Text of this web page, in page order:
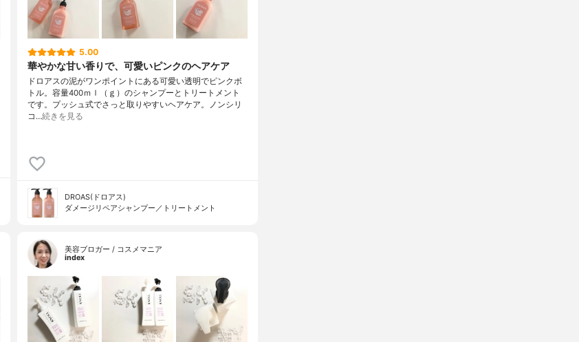
5.00
華やかな甘い香りで、可愛いピンクのヘアケア
ドロアスの泥がワンポイントにある可愛い透明でピンクボ
トル。容量400ｍｌ（ｇ）のシャンプーとトリートメント
です。プッシュ式でさっと取りやすいヘアケア。ノンシリ
コ…続きを見る
DROAS(ドロアス)
ダメージリペアシャンプー／トリートメント
美容ブロガー / コスメマニア
index